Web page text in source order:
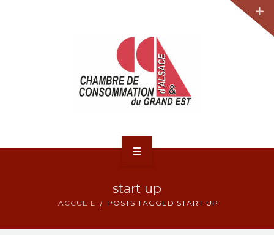
start up
ACCUEIL POSTS TAGGED START UP